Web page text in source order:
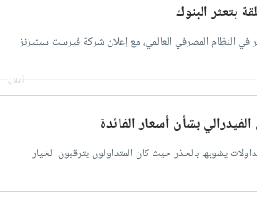
بتعثر البنوك
في النظام المصرفي العالمي، مع إعلان شركة فيرست سيتيزنز
أعلان
بشأن أسعار الفائدة
يشوبها بالحذر حيث كان المتداولون يترقبون الخيار